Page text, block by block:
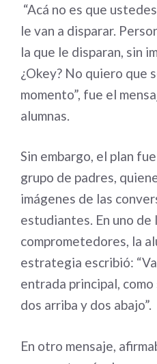
“Acá no es que
le van a disparar.
la que le disparan, sin
¿Okey? No quiero que
momento”, fue el
alumnas.
Sin embargo, el plan
grupo de padres,
imágenes de las
estudiantes. En uno de
comprometedores, la
estrategia escribió:
entrada principal,
dos arriba y dos abajo”.
En otro mensaje,